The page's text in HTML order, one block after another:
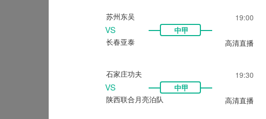
苏州东吴 19:00
VS
中甲
长春亚泰
高清直播
石家庄功夫 19:30
VS
中甲
陕西联合月亮泊队
高清直播